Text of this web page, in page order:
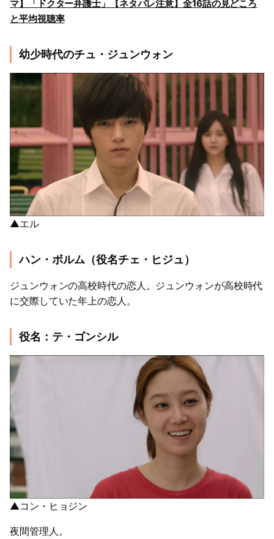
マ】「ドクター弁護士」【ネタバレ注意】全16話の見どころ
と平均視聴率
幼少時代のチュ・ジュンウォン
▲エル
ハン・ボルム（役名チェ・ヒジュ）
ジュンウォンの高校時代の恋人。ジュンウォンが高校時代
に交際していた年上の恋人。
役名：テ・ゴンシル
▲コン・ヒョジン
夜間管理人。